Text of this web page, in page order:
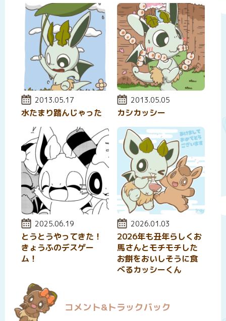
投稿日:
2013.05.17
水たまり踏んじゃった
投稿日:
2013.05.05
カシカッシー
投稿日:
2025.06.19
とうとうやってきた！
きょうふのデスゲー
ム！
投稿日:
2026.01.03
2026年も丑年らしくお
馬さんとモチモチした
お餅をおいしそうに食
べるカッシーくん
コメント&トラックバック